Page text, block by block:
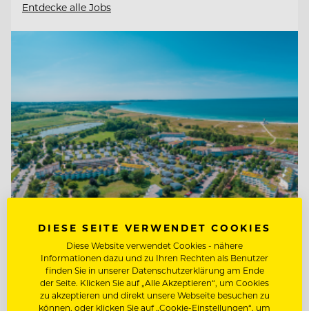
Entdecke alle Jobs
TOP ARBEITGEBER
Ferien- und Freizeitpark
Weissenhäuser Strand
DIESE SEITE VERWENDET COOKIES
Diese Website verwendet Cookies - nähere
Informationen dazu und zu Ihren Rechten als Benutzer
finden Sie in unserer Datenschutzerklärung am Ende
der Seite. Klicken Sie auf „Alle Akzeptieren“, um Cookies
zu akzeptieren und direkt unsere Webseite besuchen zu
können, oder klicken Sie auf „Cookie-Einstellungen“, um